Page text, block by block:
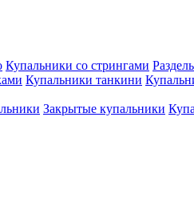
Купальники со стрингами
Купальники танкини
Закрытые купальники